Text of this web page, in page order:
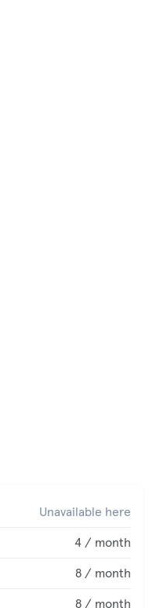
Unavailable here
4 / month
8 / month
8 / month